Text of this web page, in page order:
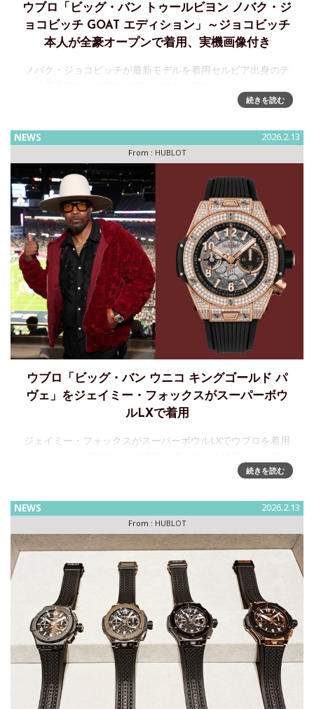
ウブロ「ビッグ・バン トゥールビヨン ノバク・ジ
ョコビッチ GOAT エディション」～ジョコビッチ
本人が全豪オープンで着用、実機画像付き
ノバク・ジョコビッチが最新モデルを着用セルビア出身のテ
ビッチが、メルボルン・パークで行われた全豪オープン11日
ゼッティに勝利
続きを読む
NEWS 2026.2.13
From : HUBLOT
ウブロ「ビッグ・バン ウニコ キングゴールド パ
ヴェ」をジェイミー・フォックスがスーパーボウ
ルLXで着用
ジェイミー・フォックスがスーパーボウルLXでウブロを着用
アン、歌手、プロデューサーであるジェイミー・フォックス
リー
続きを読む
NEWS 2026.2.13
From : HUBLOT